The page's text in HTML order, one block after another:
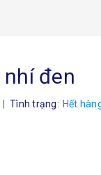
đen
Tình trạng: Hết